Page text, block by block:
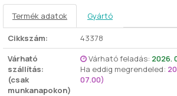
Termék adatok Gyártó
Cikkszám:
43378
Várható
szállítás:
(csak
munkanapokon)
Várható feladás: 2026.
Ha eddig megrendeled:
07.00)